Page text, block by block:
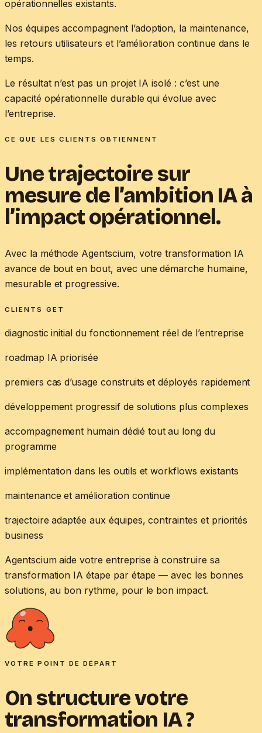
opérationnelles existants.
Nos équipes accompagnent l’adoption, la maintenance,
les retours utilisateurs et l’amélioration continue dans le
temps.
Le résultat n’est pas un projet IA isolé : c’est une
capacité opérationnelle durable qui évolue avec
l’entreprise.
CE QUE LES CLIENTS OBTIENNENT
Une trajectoire sur
mesure de l’ambition IA à
l’impact opérationnel.
Avec la méthode Agentscium, votre transformation IA
avance de bout en bout, avec une démarche humaine,
mesurable et progressive.
CLIENTS GET
diagnostic initial du fonctionnement réel de l’entreprise
roadmap IA priorisée
premiers cas d’usage construits et déployés rapidement
développement progressif de solutions plus complexes
accompagnement humain dédié tout au long du
programme
implémentation dans les outils et workflows existants
maintenance et amélioration continue
trajectoire adaptée aux équipes, contraintes et priorités
business
Agentscium aide votre entreprise à construire sa
transformation IA étape par étape — avec les bonnes
solutions, au bon rythme, pour le bon impact.
VOTRE POINT DE DÉPART
On structure votre
transformation IA ?